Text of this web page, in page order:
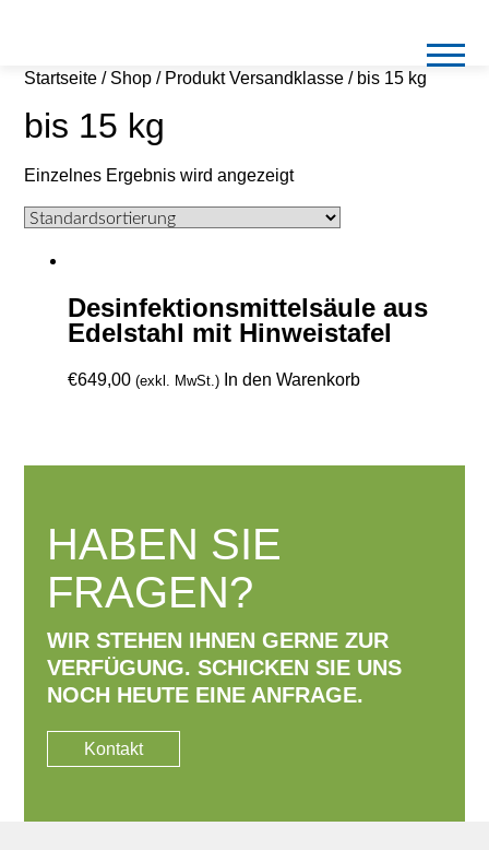
Startseite / Shop / Produkt Versandklasse / bis 15 kg
bis 15 kg
Einzelnes Ergebnis wird angezeigt
Desinfektionsmittelsäule aus
Edelstahl mit Hinweistafel
€649,00 (exkl. MwSt.) In den Warenkorb
HABEN SIE
FRAGEN?
WIR STEHEN IHNEN GERNE ZUR
VERFÜGUNG. SCHICKEN SIE UNS
NOCH HEUTE EINE ANFRAGE.
Kontakt